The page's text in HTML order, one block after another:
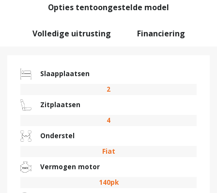
Opties tentoongestelde model
Volledige uitrusting Financiering
Slaapplaatsen
2
Zitplaatsen
4
Onderstel
Fiat
Vermogen motor
140pk